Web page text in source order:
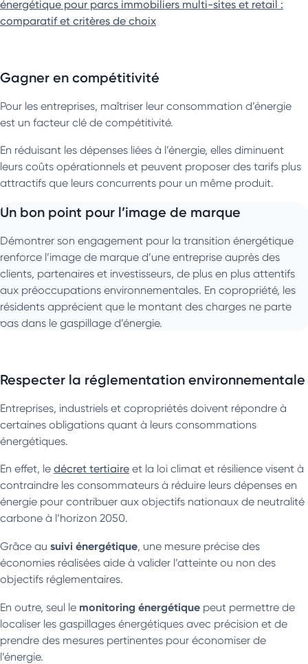
énergétique pour parcs immobiliers multi-sites et retail :
comparatif et critères de choix
Gagner en compétitivité
Pour les entreprises, maîtriser leur consommation d’énergie
est un facteur clé de compétitivité.
En réduisant les dépenses liées à l’énergie, elles diminuent
leurs coûts opérationnels et peuvent proposer des tarifs plus
attractifs que leurs concurrents pour un même produit.
Un bon point pour l’image de marque
Démontrer son engagement pour la transition énergétique
renforce l’image de marque d’une entreprise auprès des
clients, partenaires et investisseurs, de plus en plus attentifs
aux préoccupations environnementales. En copropriété, les
résidents apprécient que le montant des charges ne parte
pas dans le gaspillage d’énergie.
Respecter la réglementation environnementale
Entreprises, industriels et copropriétés doivent répondre à
certaines obligations quant à leurs consommations
énergétiques.
En effet, le décret tertiaire et la loi climat et résilience visent à
contraindre les consommateurs à réduire leurs dépenses en
énergie pour contribuer aux objectifs nationaux de neutralité
carbone à l’horizon 2050.
Grâce au suivi énergétique, une mesure précise des
économies réalisées aide à valider l’atteinte ou non des
objectifs réglementaires.
En outre, seul le monitoring énergétique peut permettre de
localiser les gaspillages énergétiques avec précision et de
prendre des mesures pertinentes pour économiser de
l’énergie.